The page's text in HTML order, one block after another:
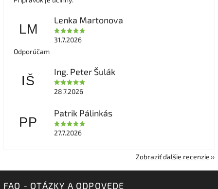
LM
Lenka Martonova
31.7.2026
Odporúčam
IŠ
Ing. Peter Šulák
28.7.2026
PP
Patrik Pálinkás
27.7.2026
Zobraziť ďalšie recenzie
FAQ - OTÁZKY A ODPOVEDE